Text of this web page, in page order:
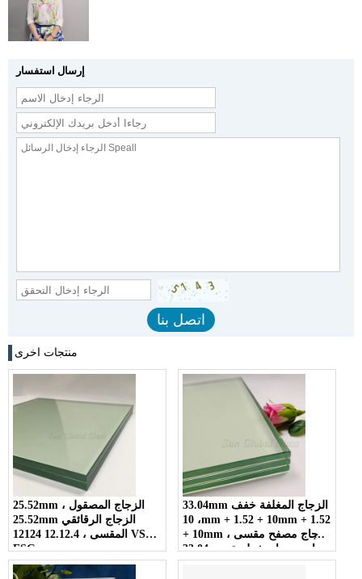
إرسال استفسار
منتجات اخرى
25.52mm الزجاج المصقول ،
25.52mm الزجاج الرقائقي
المقسى ، 12.12.4 12124 VSG
ESG
33.04mm الزجاج المغلفة خفف
، 10mm + 1.52 + 10mm + 1.52
+ 10mm زجاج مصفح مقسى ،
33.04mm واضح زجاج شطيرة
خفف